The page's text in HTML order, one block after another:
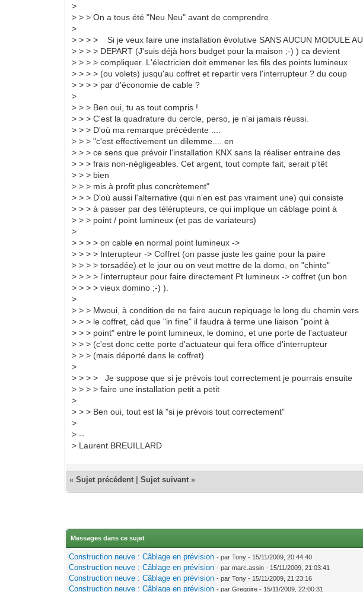
>
> > > On a tous été "Neu Neu" avant de comprendre
>
> > > > Si je veux faire une installation évolutive SANS AUCUN MODULE AU
> > > > DEPART (J'suis déjà hors budget pour la maison ;-) ) ca devient
> > > > compliquer. L'électricien doit emmener les fils des points lumineux
> > > > (ou volets) jusqu'au coffret et repartir vers l'interrupteur ? du coup
> > > > par d'économie de cable ?
>
> > > Ben oui, tu as tout compris !
> > > C'est la quadrature du cercle, perso, je n'ai jamais réussi.
> > > D'où ma remarque précédente ....
> > > "c'est effectivement un dilemme.... en
> > > ce sens que prévoir l'installation KNX sans la réaliser entraine des
> > > frais non-négligeables. Cet argent, tout compte fait, serait p'têt
> > > bien
> > > mis à profit plus concrètement"
> > > D'où aussi l'alternative (qui n'en est pas vraiment une) qui consiste
> > > à passer par des télérupteurs, ce qui implique un câblage point à
> > > point / point lumineux (et pas de variateurs)
>
> > > > on cable en normal point lumineux ->
> > > > Interupteur -> Coffret (on passe juste les gaine pour la paire
> > > > torsadée) et le jour ou on veut mettre de la domo, on "chinte"
> > > > l'interrupteur pour faire directement Pt lumineux -> coffret (un bon
> > > > vieux domino ;-) ).
>
> > > Mwoui, à condition de ne faire aucun repiquage le long du chemin vers
> > > le coffret, càd que "in fine" il faudra à terme une liaison "point à
> > > point" entre le point lumineux, le domino, et une porte de l'actuateur
> > > (c'est donc cette porte d'actuateur qui fera office d'interrupteur
> > > (mais déporté dans le coffret)
>
> > > > Je suppose que si je prévois tout correctement je pourrais ensuite
> > > > faire une installation petit a petit
>
> > > Ben oui, tout est là "si je prévois tout correctement"
>
> --
> Laurent BREUILLARD
«Sujet précédent |Sujet suivant »
Messages dans ce sujet
Construction neuve : Câblage en prévision - par Tony - 15/11/2009, 20:44:40
Construction neuve : Câblage en prévision - par marc.assin - 15/11/2009, 21:03:41
Construction neuve : Câblage en prévision - par Tony - 15/11/2009, 21:23:16
Construction neuve : Câblage en prévision - par Gregoire - 15/11/2009, 22:00:31